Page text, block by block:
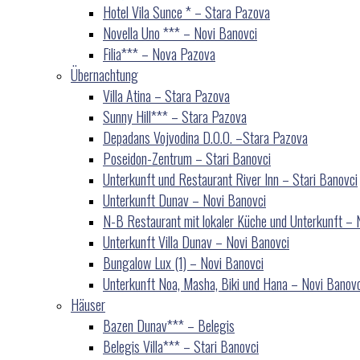
Hotel Vila Sunce * – Stara Pazova
Novella Uno *** – Novi Banovci
Filia*** – Nova Pazova
Übernachtung
Villa Atina – Stara Pazova
Sunny Hill*** – Stara Pazova
Depadans Vojvodina D.O.O. –Stara Pazova
Poseidon-Zentrum – Stari Banovci
Unterkunft und Restaurant River Inn – Stari Banovci
Unterkunft Dunav – Novi Banovci
N-B Restaurant mit lokaler Küche und Unterkunft –
Unterkunft Villa Dunav – Novi Banovci
Bungalow Lux (1) – Novi Banovci
Unterkunft Noa, Masha, Biki und Hana – Novi
Häuser
Bazen Dunav*** – Belegis
Belegis Villa*** – Stari Banovci